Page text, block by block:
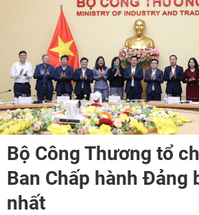
Bộ Công Thương tổ
Ban Chấp hành Đảng
nhất